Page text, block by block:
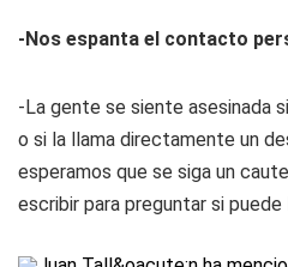
-Nos espanta el contacto
-La gente se siente asesinada
o si la llama directamente un
esperamos que se siga un
escribir para preguntar si puede